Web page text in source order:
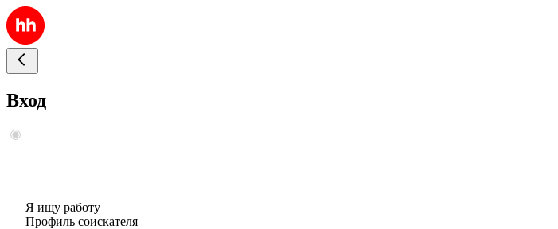
Вход
Я ищу работу
Профиль соискателя